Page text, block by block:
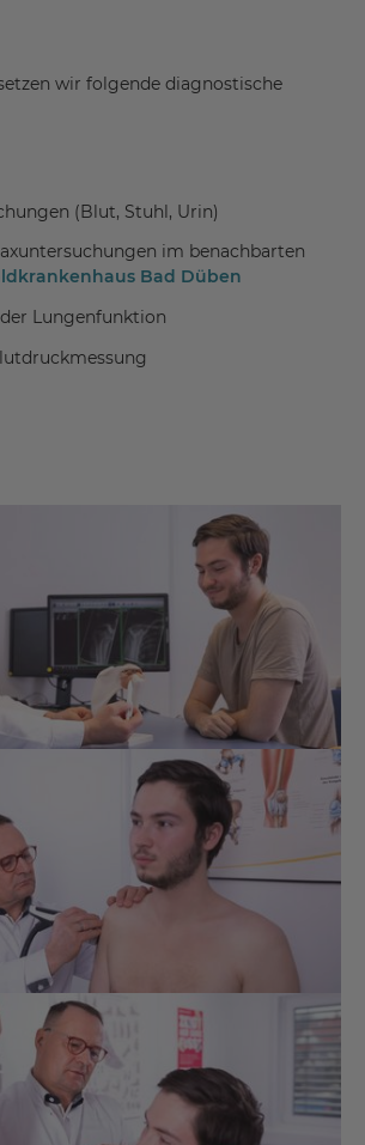
wir folgende diagnostische
(Blut, Stuhl, Urin)
im benachbarten
Bad Düben
Lungenfunktion